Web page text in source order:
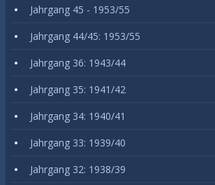
Jahrgang 45 - 1953/55
Jahrgang 44/45: 1953/55
Jahrgang 36: 1943/44
Jahrgang 35: 1941/42
Jahrgang 34: 1940/41
Jahrgang 33: 1939/40
Jahrgang 32: 1938/39